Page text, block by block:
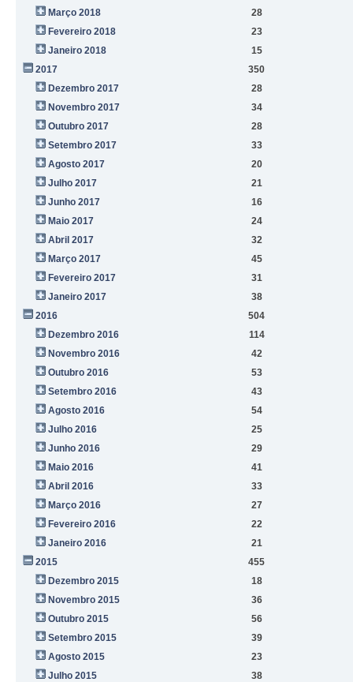
Março 2018
28
Fevereiro 2018
23
Janeiro 2018
15
2017
350
Dezembro 2017
28
Novembro 2017
34
Outubro 2017
28
Setembro 2017
33
Agosto 2017
20
Julho 2017
21
Junho 2017
16
Maio 2017
24
Abril 2017
32
Março 2017
45
Fevereiro 2017
31
Janeiro 2017
38
2016
504
Dezembro 2016
114
Novembro 2016
42
Outubro 2016
53
Setembro 2016
43
Agosto 2016
54
Julho 2016
25
Junho 2016
29
Maio 2016
41
Abril 2016
33
Março 2016
27
Fevereiro 2016
22
Janeiro 2016
21
2015
455
Dezembro 2015
18
Novembro 2015
36
Outubro 2015
56
Setembro 2015
39
Agosto 2015
23
Julho 2015
38